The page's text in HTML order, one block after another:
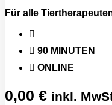
Für alle
90 MINUTEN
ONLINE
0,00 € inkl.